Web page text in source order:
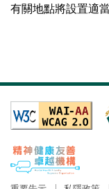
有關地點將設置適